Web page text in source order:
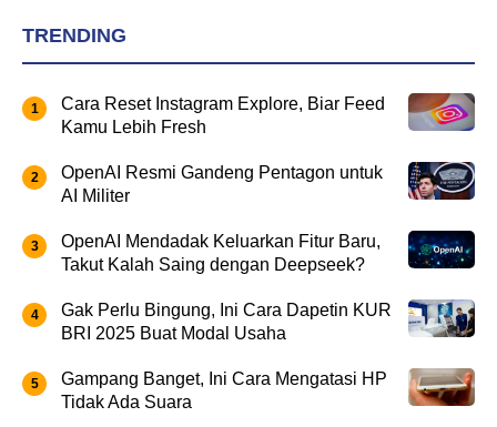
TRENDING
Cara Reset Instagram Explore, Biar Feed
Kamu Lebih Fresh
OpenAI Resmi Gandeng Pentagon untuk
AI Militer
OpenAI Mendadak Keluarkan Fitur Baru,
Takut Kalah Saing dengan Deepseek?
Gak Perlu Bingung, Ini Cara Dapetin KUR
BRI 2025 Buat Modal Usaha
Gampang Banget, Ini Cara Mengatasi HP
Tidak Ada Suara